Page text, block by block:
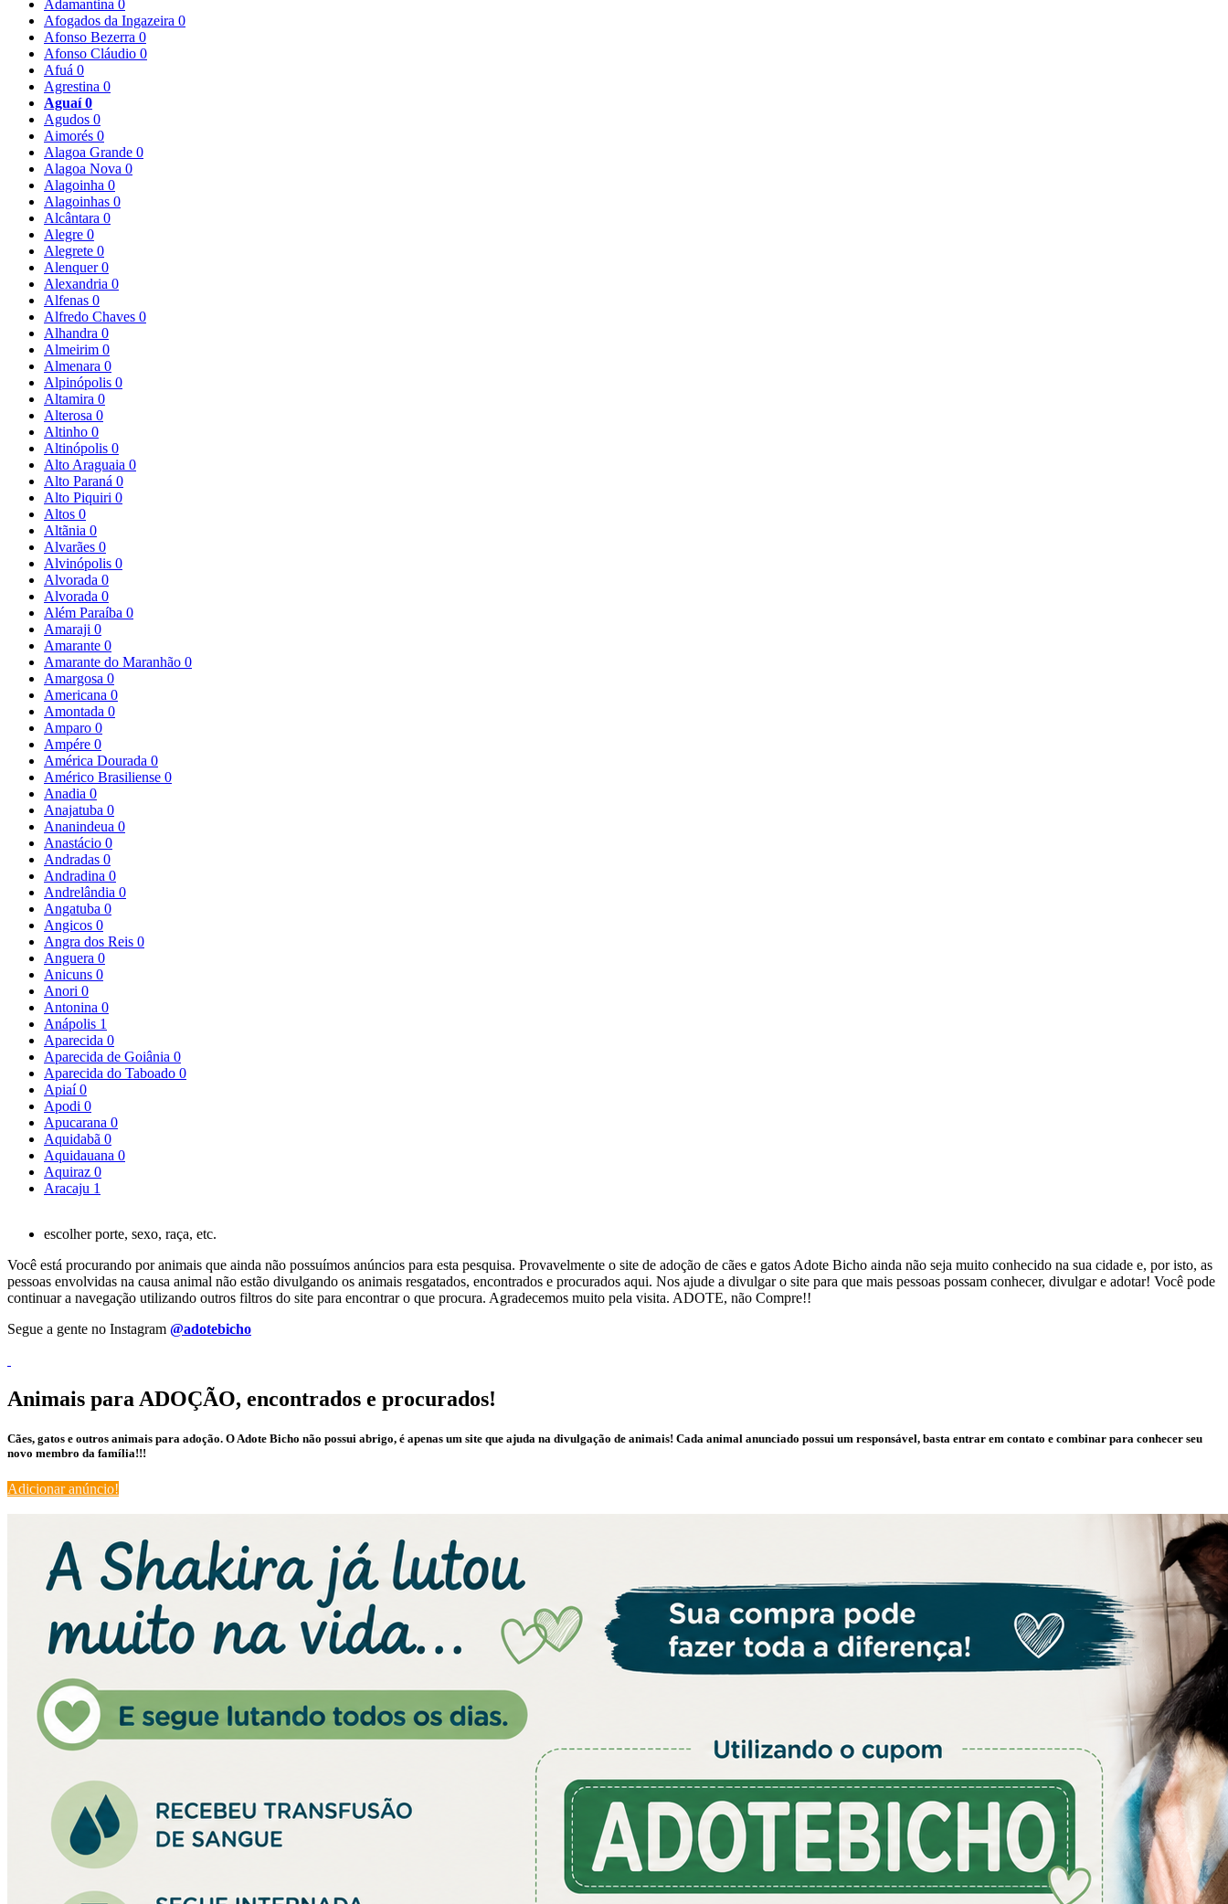
Adamantina 0
Afogados da Ingazeira 0
Afonso Bezerra 0
Afonso Cláudio 0
Afuá 0
Agrestina 0
Aguaí0
Agudos 0
Aimorés 0
Alagoa Grande 0
Alagoa Nova 0
Alagoinha 0
Alagoinhas 0
Alcântara 0
Alegre 0
Alegrete 0
Alenquer0
Alexandria 0
Alfenas 0
Alfredo Chaves 0
Alhandra 0
Almeirim 0
Almenara 0
Alpinópolis 0
Altamira 0
Alterosa 0
Altinho 0
Altinópolis 0
Alto Araguaia 0
Alto Paraná 0
Alto Piquiri 0
Altos 0
Altãnia 0
Alvarães 0
Alvinópolis 0
Alvorada 0
Alvorada 0
Além Paraíba 0
Amaraji 0
Amarante 0
Amarante do Maranhão 0
Amargosa 0
Americana 0
Amontada 0
Amparo 0
Ampére 0
América Dourada 0
Américo Brasiliense 0
Anadia 0
Anajatuba 0
Ananindeua 0
Anastácio 0
Andradas 0
Andradina 0
Andrelândia 0
Angatuba 0
Angicos 0
Angra dos Reis 0
Anguera 0
Anicuns 0
Anori 0
Antonina 0
Anápolis 1
Aparecida 0
Aparecida de Goiânia 0
Aparecida do Taboado 0
Apiaí0
Apodi 0
Apucarana 0
Aquidabã 0
Aquidauana 0
Aquiraz 0
Aracaju 1
escolher porte, sexo, raça, etc.
Você está procurando por animais que ainda não possuímos anúncios para esta pesquisa. Provavelmente o site de adoção de cães e gatos Adote Bicho ainda não seja muito conhecido na sua cidade e, por isto, as
pessoas envolvidas na causa animal não estão divulgando os animais resgatados, encontrados e procurados aqui. Nos ajude a divulgar o site para que mais pessoas possam conhecer, divulgar e adotar! Você pode
continuar a navegação utilizando outros filtros do site para encontrar o que procura. Agradecemos muito pela visita. ADOTE, não Compre!!
Segue a gente no Instagram @adotebicho
Animais para ADOÇÃO, encontrados e procurados!
Cães, gatos e outros animais para adoção. O Adote Bicho não possui abrigo, é apenas um site que ajuda na divulgação de animais! Cada animal anunciado possui um responsável, basta entrar em contato e combinar para conhecer seu
novo membro da família!!!
Adicionar anúncio!